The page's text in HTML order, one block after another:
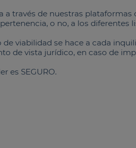
a través de nuestras
o no, a los diferentes
de viabilidad se hace a cada
de vista jurídico, en caso de
es SEGURO.